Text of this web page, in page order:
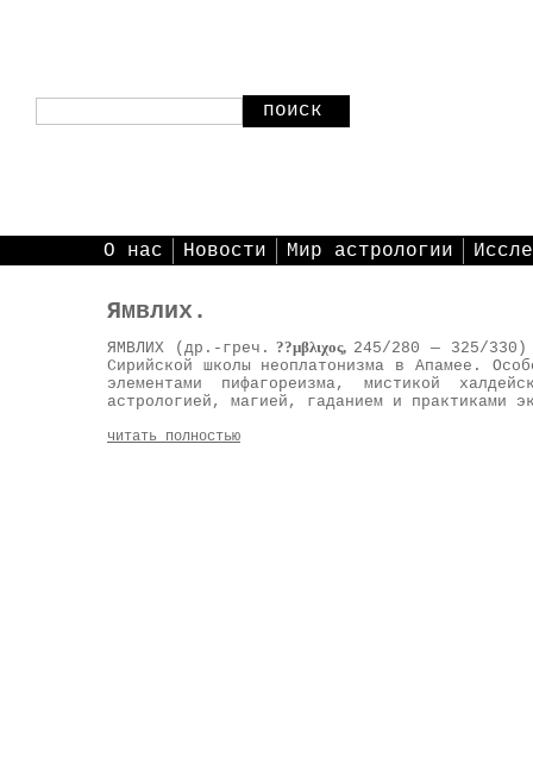
поиск
О нас Новости Мир астрологии
Ямвлих.
ЯМВЛИХ (др.-греч. ??μβλιχος, 245/280 — 325/330)
Сирийской школы неоплатонизма в Апамее.
элементами пифагореизма, мистикой
астрологией, магией, гаданием и практиками
читать полностью